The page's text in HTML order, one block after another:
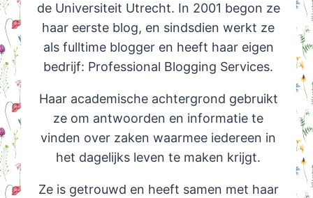
de Universiteit Utrecht. In 2001 begon ze
haar eerste blog, en sindsdien werkt ze
als fulltime blogger en heeft haar eigen
bedrijf: Professional Blogging Services.
Haar academische achtergrond gebruikt
ze om antwoorden en informatie te
vinden over zaken waarmee iedereen in
het dagelijks leven te maken krijgt.
Ze is getrouwd en heeft samen met haar